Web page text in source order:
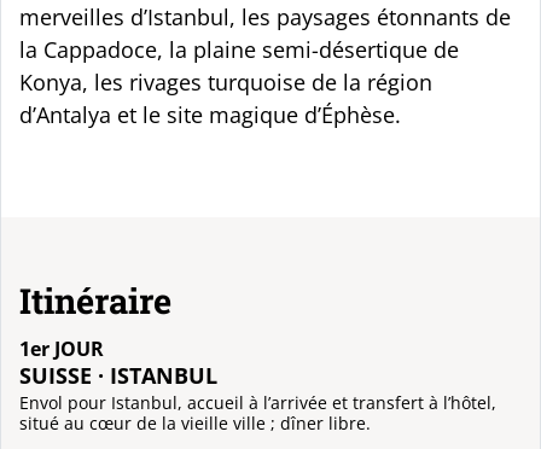
merveilles d’Istanbul, les paysages étonnants de
la Cappadoce, la plaine semi-désertique de
Konya, les rivages turquoise de la région
d’Antalya et le site magique d’Éphèse.
Itinéraire
1er JOUR
SUISSE · ISTANBUL
Envol pour Istanbul, accueil à l’arrivée et transfert à l’hôtel,
situé au cœur de la vieille ville ; dîner libre.